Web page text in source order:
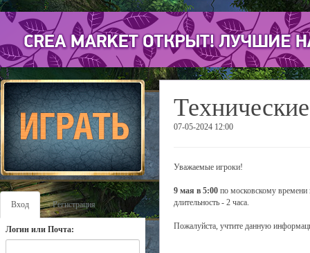
Вход Регистрация
Логин или Почта:
07-05-2024 12:00
Уважаемые игроки!
9 мая в 5:00 по московскому времени
длительность - 2 часа.
Пожалуйста, учтите данную